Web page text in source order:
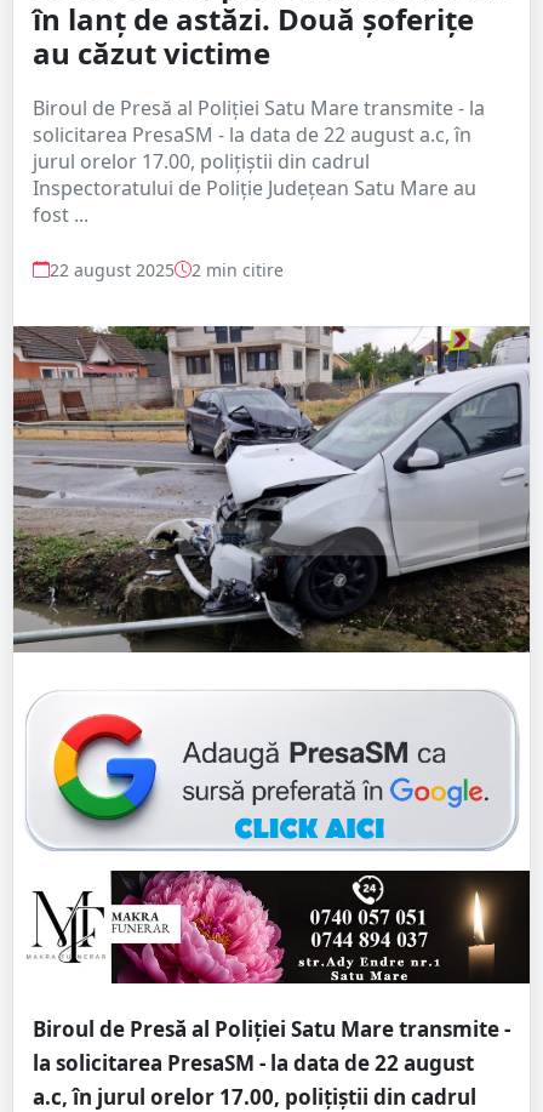
în lanț de astăzi. Două șoferițe
au căzut victime
Biroul de Presă al Poliției Satu Mare transmite - la
solicitarea PresaSM - la data de 22 august a.c, în
jurul orelor 17.00, polițiștii din cadrul
Inspectoratului de Poliție Județean Satu Mare au
fost ...
22 august 2025 2 min citire
Biroul de Presă al Poliției Satu Mare transmite -
la solicitarea PresaSM - la data de 22 august
a.c, în jurul orelor 17.00, polițiștii din cadrul